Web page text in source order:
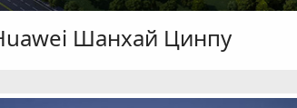
Шанхай Цинпу